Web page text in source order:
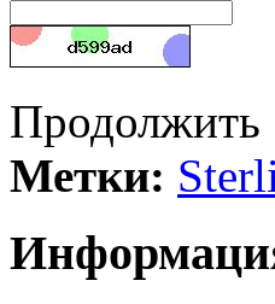
Продолжить
Метки: